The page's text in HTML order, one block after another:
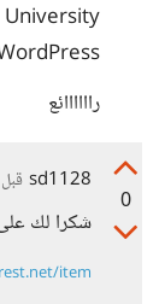
University
راااااائع
0
sd1128 قبل 11 سنةً
شكرا لك
item...